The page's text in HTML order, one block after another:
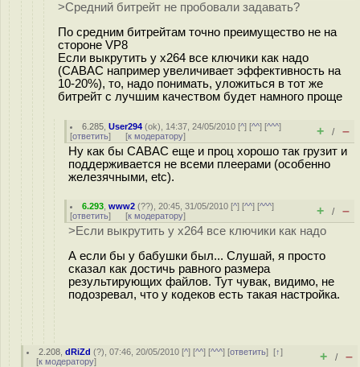
>Средний битрейт не пробовали задавать?
По средним битрейтам точно преимущество не на
стороне VP8
Если выкрутить у x264 все ключики как надо
(CABAC например увеличивает эффективность на
10-20%), то, надо понимать, уложиться в тот же
битрейт с лучшим качеством будет намного проще
6.285 ,User294 (ok), 14:37, 24/05/2010 [^] [^^] [^^^]
[ответить] [к модератору] + / –
Ну как бы CABAC еще и проц хорошо так грузит и
поддерживается не всеми плеерами (особенно
железячными, etc).
6.293 ,www2 (??), 20:45, 31/05/2010 [^] [^^] [^^^]
[ответить] [к модератору] + / –
>Если выкрутить у x264 все ключики как надо
А если бы у бабушки был... Слушай, я просто
сказал как достичь равного размера
результирующих файлов. Тут чувак, видимо, не
подозревал, что у кодеков есть такая настройка.
2.208 ,dRiZd (?), 07:46, 20/05/2010 [^] [^^] [^^^] [ответить][↑]
[к модератору] + / –